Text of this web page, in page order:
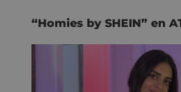
“Homies by SHEIN” en